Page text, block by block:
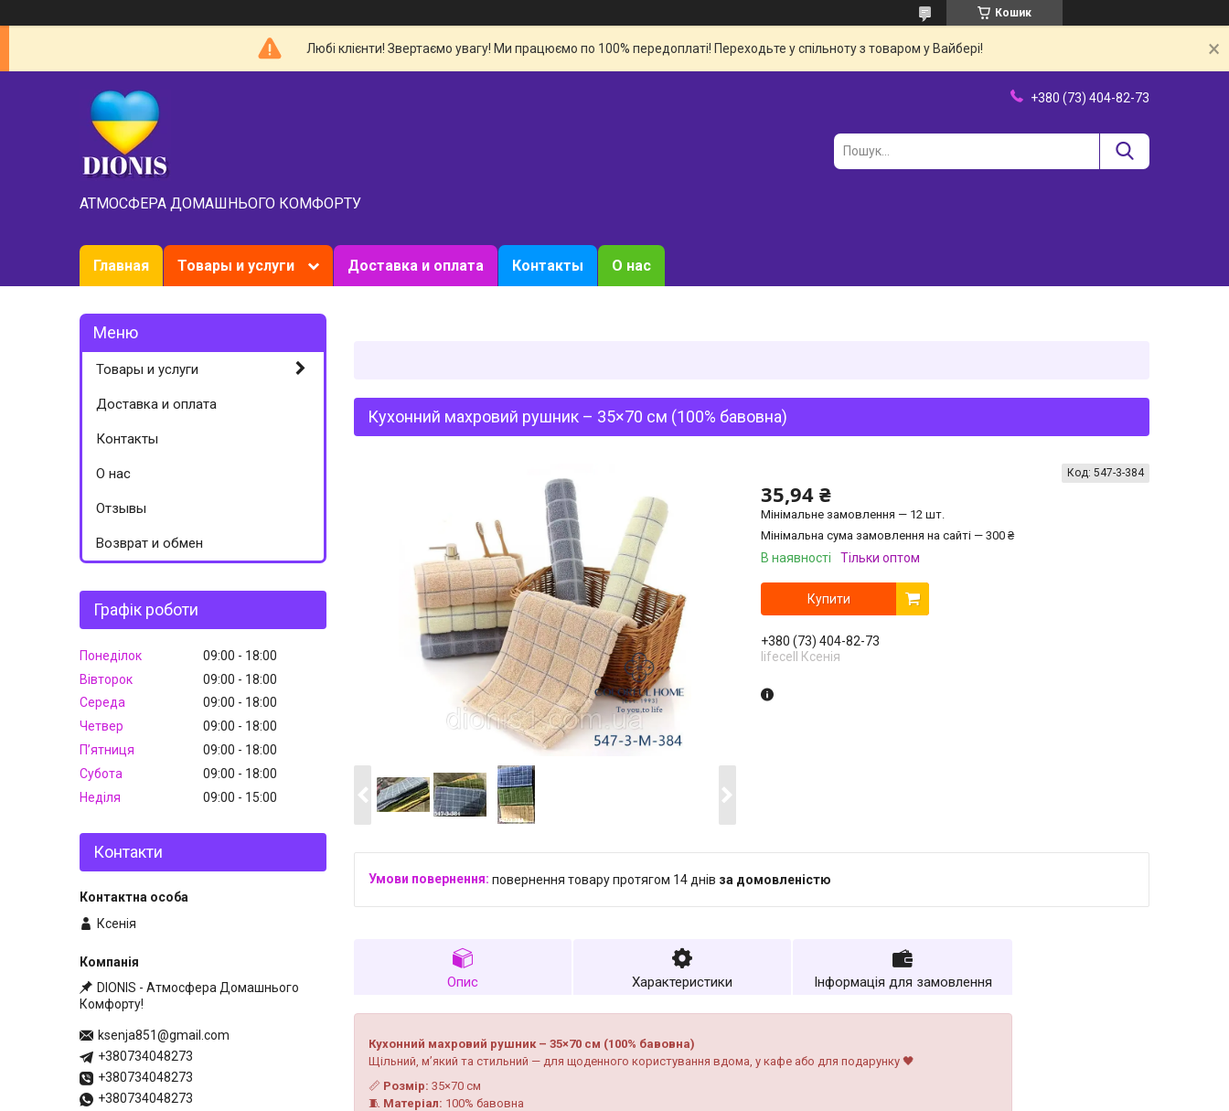
Кошик
Любі клієнти! Звертаємо увагу! Ми працюємо по 100% передоплаті! Переходьте у спільноту з товаром у Вайбері!
АТМОСФЕРА ДОМАШНЬОГО КОМФОРТУ
+380 (73) 404-82-73
Главная Товары и услуги Доставка и оплата Контакты О нас
Кухонний махровий рушник – 35×70 см (100% бавовна)
35,94 ₴
Мінімальне замовлення — 12 шт.
Мінімальна сума замовлення на сайті — 300 ₴
В наявності Тільки оптом
Код: 547-3-384
Купити
+380 (73) 404-82-73
lifecell Ксенія
повернення товару протягом 14 днів за домовленістю
Опис Характеристики Інформація для замовлення
Кухонний махровий рушник – 35×70 см (100% бавовна)
Щільний, м’який та стильний — для щоденного користування вдома, у кафе або для подарунку 🖤
📏 Розмір: 35×70 см
🧵 Матеріал: 100% бавовна
Товары и услуги
Доставка и оплата
Контакты
О нас
Отзывы
Возврат и обмен
Графік роботи
Понеділок 09:00
18:00
Вівторок
09:00
18:00
Середа
09:00
18:00
Четвер
09:00
18:00
Пʼятниця
09:00
18:00
Субота
09:00
18:00
Неділя
09:00 15:00
Контакти
Ксенія
DIONIS - Атмосфера Домашнього
Комфорту!
ksenja851@gmail.com
+380734048273
+380734048273
+380734048273